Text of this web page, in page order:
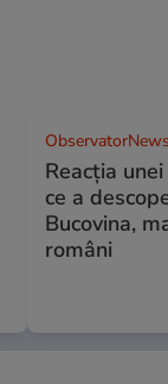
Reacția
ce a
Bucovina,
români